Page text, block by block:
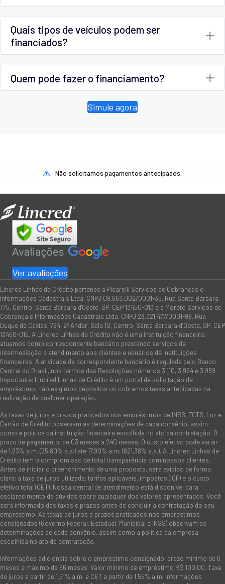
Quais tipos de veículos podem ser
financiados?
Quem pode fazer o financiamento?
Simule agora
Não solicitamos pagamentos antecipados.
Ver avaliações
Lincred Linhas de Crédito pertence a Picarelli Serviços de Cobranças e
Informações Cadastrais Ltda. CNPJ 09.663.002/0001-35. Rua Santa Bárbara,
775, Centro, Santa Bárbara d'Oeste, SP, CEP 13450-013 e a Moreto Serviços de
Cobrança e Informações Cadastrais Ltda. CNPJ 28.321.477/0001-98. Rua
Duque de Caxias, 764, 2º Andar, Sala 10, Centro, Santa Bárbara d’Oeste, SP, CEP
13450-015. A Lincred Linhas de Crédito não é uma instituição financeira:
atuamos como correspondente bancário prestando serviços de
intermediação e atendimento aos clientes e usuários de instituições
financeiras. A atividade de correspondente bancário é regulada pelo Banco
Central do Brasil, nos termos das Resoluções números 3.110, 3.954 e 3.959.
Importante: Lincred Linhas de Crédito é um portal de solicitação de
empréstimo, não exigimos depósitos ou cobramos taxas antecipadas na
realização de qualquer operação.
As taxas de juros e prazos praticados nos empréstimos de INSS, FGTS, Luz e
Cartão de Crédito observam as determinações de cada convênio, assim
como a política da instituição financeira escolhida no ato da contratação. O
prazo de pagamento: de 03 meses a 240 meses. O custo efetivo pode variar
de 1,93% a.m. (25,80% a.a.) até 17,90% a.m. (621,38% a.a.). A Lincred Linhas de
Crédito tem o compromisso de total transparência com nossos clientes.
Antes de iniciar o preenchimento de uma proposta, será exibido de forma
clara: a taxa de juros utilizada, tarifas aplicáveis, impostos (IOF) e o custo
efetivo total (CET). Nossa central de atendimento está disponível para
esclarecimento de dúvidas sobre quaisquer dos valores apresentados. Você
será informado das taxas e prazos antes de concluir a contratação do seu
empréstimo. As taxas de juros e prazos praticados nos empréstimos
consignados (Governo Federal, Estadual, Municipal e INSS) observam as
determinações de cada convênio, assim como a política da empresa
escolhida no ato da contratação.
Informações adicionais sobre o empréstimo consignado: prazo mínimo de 6
meses e máximo de 96 meses. Valor mínimo de empréstimo R$ 100,00. Taxa
de juros a partir de 1,51% a.m. e CET a partir de 1,55% a.m. Informações